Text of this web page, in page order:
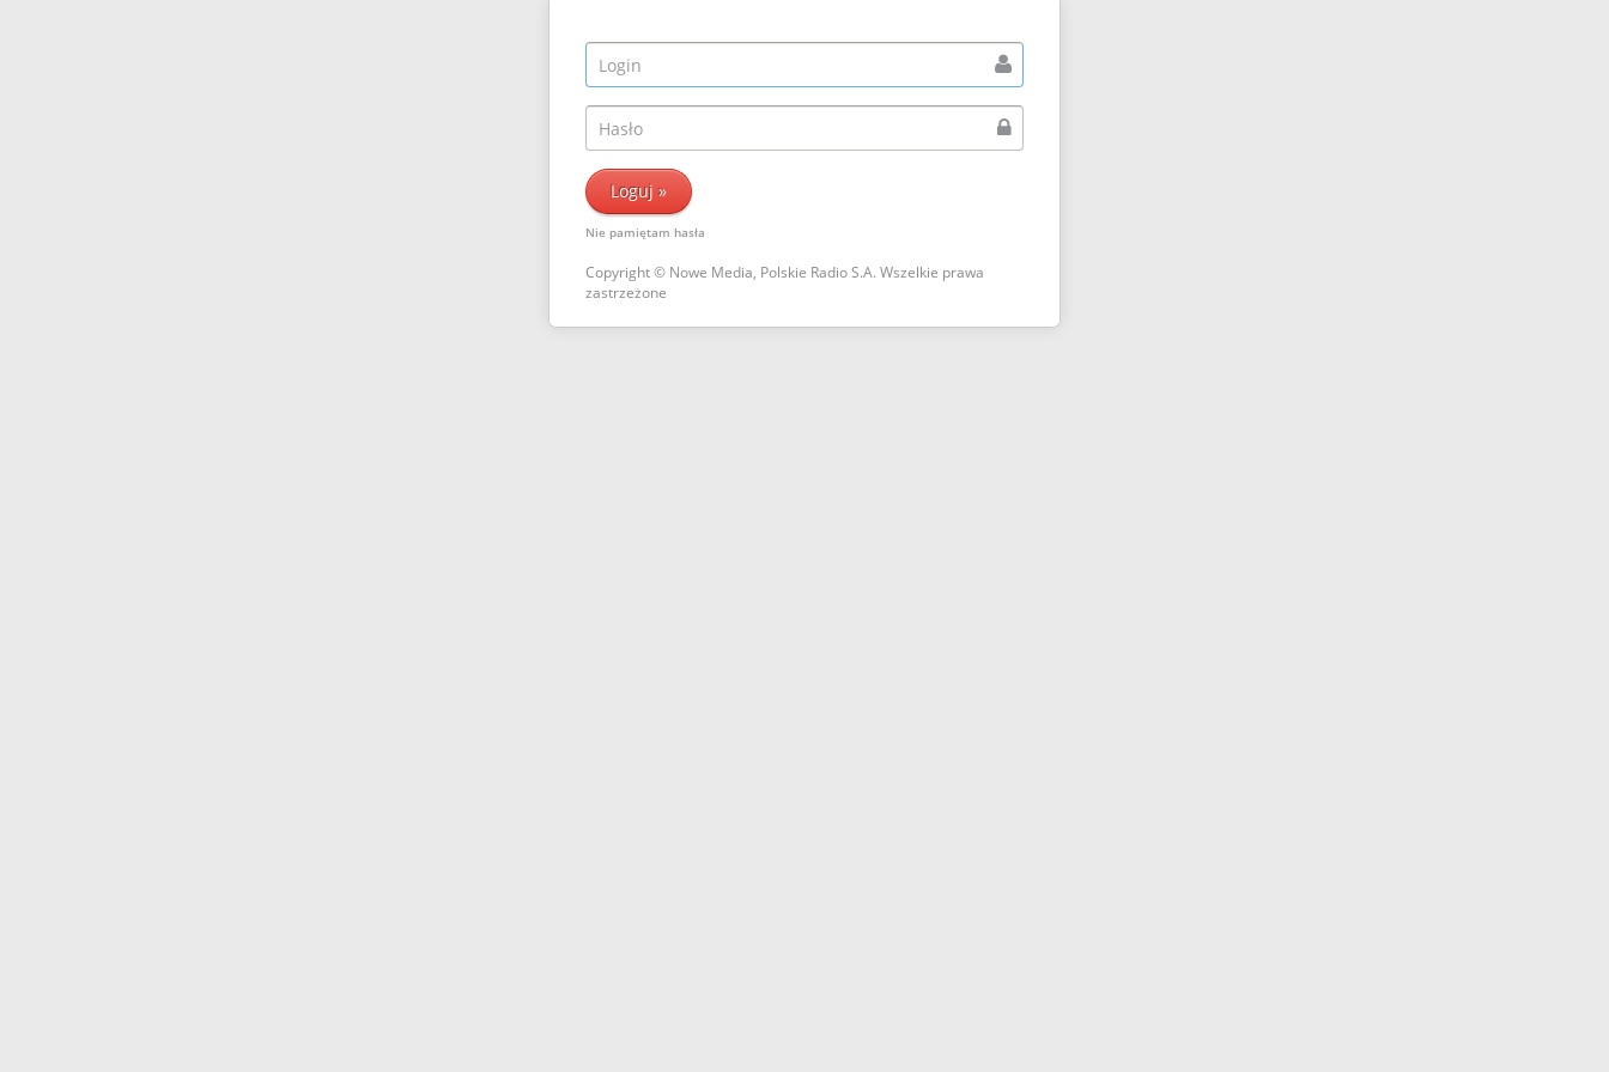
Nie pamiętam hasła
Copyright © Nowe Media, Polskie Radio S.A. Wszelkie prawa
zastrzeżone